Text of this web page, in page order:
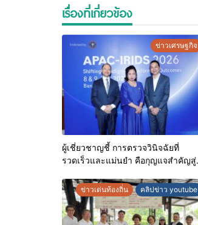
เรื่องที่เกี่ยวข้อง
ข่าวเศรษฐกิจ
ผู้เชี่ยวชาญชี้ การตรวจวินิจฉัยที่
รวดเร็วและแม่นยำ คือกุญแจสำคัญสู่
ข่าวเด่นท้องถิ่น คลิปข่าว youtube